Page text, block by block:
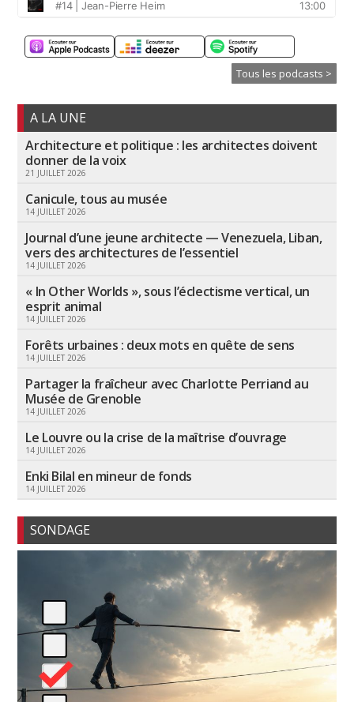
Tous les podcasts >
A LA UNE
Architecture et politique : les architectes doivent
donner de la voix
21 JUILLET 2026
Canicule, tous au musée
14 JUILLET 2026
Journal d’une jeune architecte — Venezuela, Liban,
vers des architectures de l’essentiel
14 JUILLET 2026
« In Other Worlds », sous l’éclectisme vertical, un
esprit animal
14 JUILLET 2026
Forêts urbaines : deux mots en quête de sens
14 JUILLET 2026
Partager la fraîcheur avec Charlotte Perriand au
Musée de Grenoble
14 JUILLET 2026
Le Louvre ou la crise de la maîtrise d’ouvrage
14 JUILLET 2026
Enki Bilal en mineur de fonds
14 JUILLET 2026
SONDAGE